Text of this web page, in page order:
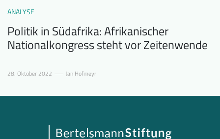
ANALYSE
Politik in Südafrika: Afrikanischer
Nationalkongress steht vor Zeitenwende
28. Oktober 2022 Jan Hofmeyr